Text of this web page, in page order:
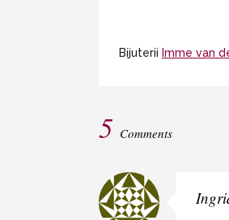
Bijuterii Imme van
5 Comments